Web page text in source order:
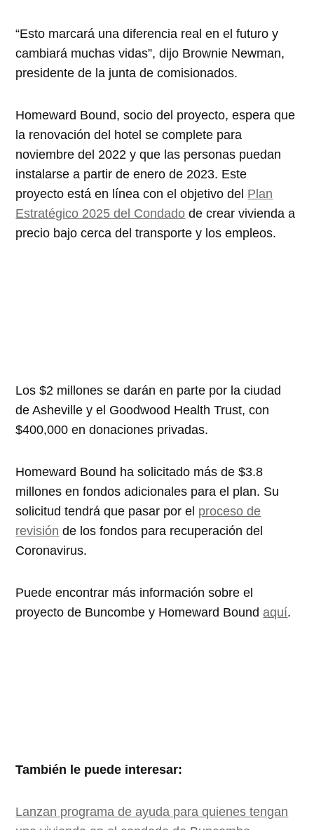
“Esto marcará una diferencia real en el futuro y
cambiará muchas vidas”, dijo Brownie Newman,
presidente de la junta de comisionados.
Homeward Bound, socio del proyecto, espera que
la renovación del hotel se complete para
noviembre del 2022 y que las personas puedan
instalarse a partir de enero de 2023. Este
proyecto está en línea con el objetivo del Plan
Estratégico 2025 del Condado de crear vivienda a
precio bajo cerca del transporte y los empleos.
Los $2 millones se darán en parte por la ciudad
de Asheville y el Goodwood Health Trust, con
$400,000 en donaciones privadas.
Homeward Bound ha solicitado más de $3.8
millones en fondos adicionales para el plan. Su
solicitud tendrá que pasar por el proceso de
revisión de los fondos para recuperación del
Coronavirus.
Puede encontrar más información sobre el
proyecto de Buncombe y Homeward Boundaquí.
También le puede interesar:
Lanzan programa de ayuda para quienes tengan